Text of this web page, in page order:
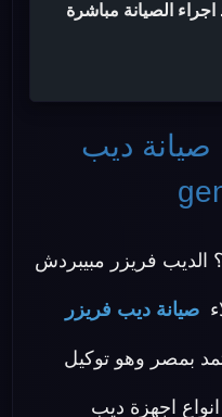
الصيانة مباشرة
صيانة ديب
فريزر مبيبردش
صيانة ديب فريزر
بمصر وهو توكيل
اجهزة ديب